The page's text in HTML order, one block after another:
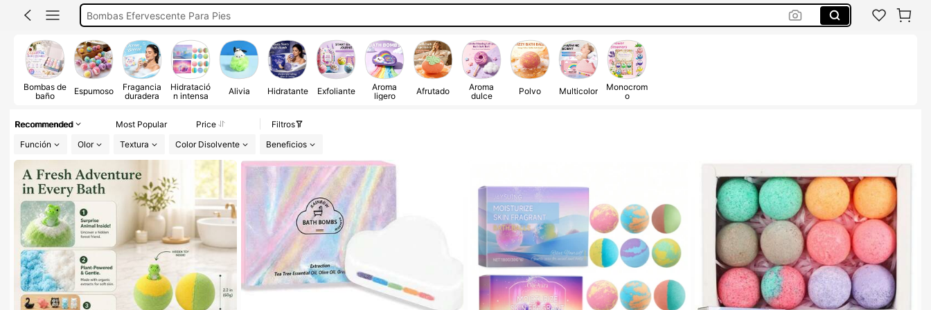
Bombas Efervecentes Para Pedicura
Sales De Baño
Bombas De Baño
Bombas de
baño
Espumoso
Fragancia
duradera
Hidratació
n intensa
Alivia Hidratante Exfoliante
Aroma
ligero
Afrutado
Aroma
dulce
Polvo Multicolor
Monocrom
o
Recommended Most Popular Price
Filtros
Función
Olor Textura Color Disolvente Beneficios